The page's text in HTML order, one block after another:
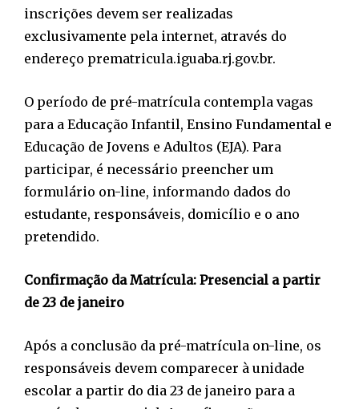
inscrições devem ser realizadas
exclusivamente pela internet, através do
endereço prematricula.iguaba.rj.gov.br.
O período de pré-matrícula contempla vagas
para a Educação Infantil, Ensino Fundamental e
Educação de Jovens e Adultos (EJA). Para
participar, é necessário preencher um
formulário on-line, informando dados do
estudante, responsáveis, domicílio e o ano
pretendido.
Confirmação da Matrícula: Presencial a partir
de 23 de janeiro
Após a conclusão da pré-matrícula on-line, os
responsáveis devem comparecer à unidade
escolar a partir do dia 23 de janeiro para a